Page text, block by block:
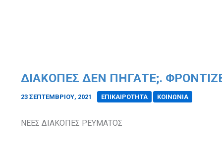
ΔΙΑΚΟΠΕΣ ΔΕΝ ΠΗΓΑΤΕ;.
23 ΣΕΠΤΕΜΒΡΊΟΥ, 2021 ΕΠΙΚΑΙΡΟΤΗΤΑ ΚΟΙΝΩΝΙΑ
ΝΕΕΣ ΔΙΑΚΟΠΕΣ ΡΕΥΜΑΤΟΣ